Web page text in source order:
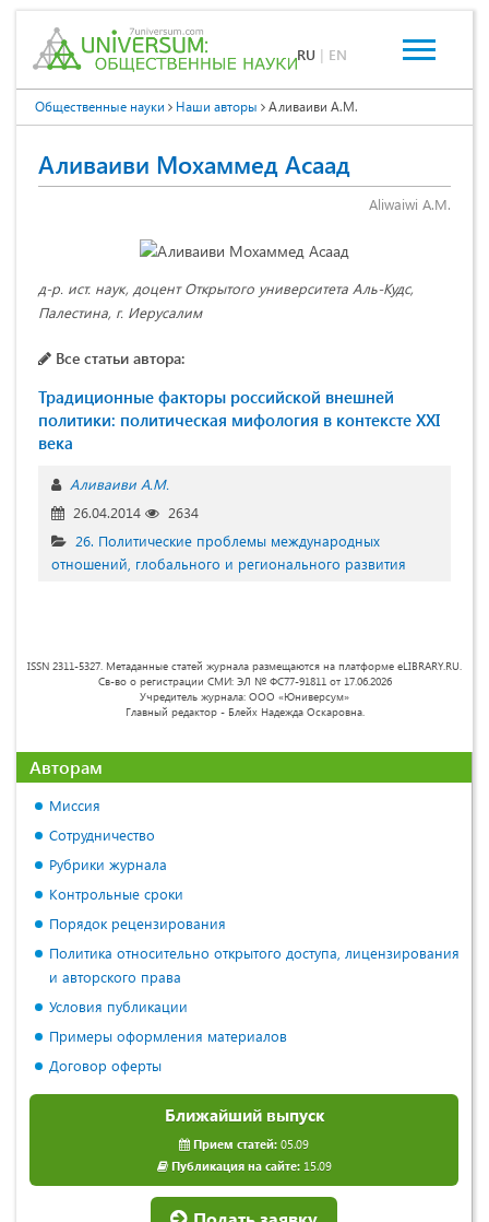
RU | EN
Общественные науки Наши авторы Аливаиви А.M.
Аливаиви Мохаммед Асаад
Aliwaiwi A.M.
д-р. ист. наук, доцент Открытого университета Аль-Кудс,
Палестина, г. Иерусалим
Все статьи автора:
Традиционные факторы российской внешней
политики: политическая мифология в контексте XXI
века
Аливаиви А.M.
26.04.2014
2634
26. Политические проблемы международных
отношений, глобального и регионального развития
ISSN 2311-5327. Метаданные статей журнала размещаются на платформе eLIBRARY.RU.
Св-во о регистрации СМИ: ЭЛ № ФС77-91811 от 17.06.2026
Учредитель журнала: ООО «Юниверсум»
Главный редактор - Блейх Надежда Оскаровна.
Авторам
Миссия
Сотрудничество
Рубрики журнала
Контрольные сроки
Порядок рецензирования
Политика относительно открытого доступа, лицензирования
и авторского права
Условия публикации
Примеры оформления материалов
Договор оферты
Ближайший выпуск
Прием статей: 05.09
Публикация на сайте:15.09